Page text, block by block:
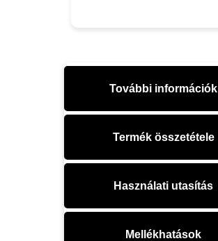
További információk
Termék összetétele
Használati utasítás
Mellékhatások